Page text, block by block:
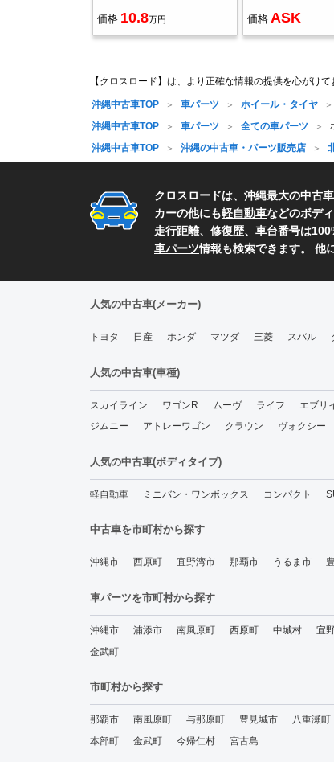
価格 10.8万円 価格 ASK
【クロスロード】は、より正確な情報の提供を心がけ
沖縄中古車TOP 車パーツ ホイール・タイヤ
沖縄中古車TOP 車パーツ 全ての車パーツ
沖縄中古車TOP 沖縄の中古車・パーツ販売店
クロスロードは、沖縄最大の中古
カーの他にも軽自動車などのボデ
走行距離、修復歴、車台番号は
車パーツ情報も検索できます。 他
人気の中古車(メーカー)
トヨタ 日産 ホンダ マツダ 三菱 スバル
人気の中古車(車種)
スカイライン ワゴンR ムーヴ ライフ エブリ
ジムニー
アトレーワゴン クラウン ヴォクシー
人気の中古車(ボディタイプ)
軽自動車 ミニバン・ワンボックス コンパクト
中古車を市町村から探す
沖縄市 西原町 宜野湾市 那覇市 うるま市
車パーツを市町村から探す
沖縄市 浦添市 南風原町 西原町 中城村 宜
金武町
市町村から探す
那覇市 南風原町 与那原町 豊見城市 八重瀬町
本部町
金武町 今帰仁村 宮古島